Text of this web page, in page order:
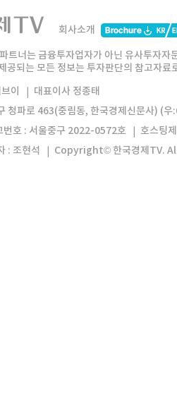
TV
어그룹 한국경제신문 한국경제
한국경제TV앱
회사소개
트너는 금융투자업자가 아닌 유사투자
공되는 모든 정보는 투자판단의 참고자
이
대표이사 정종태
청파로 463(중림동, 한국경제신문사) (
번호 : 서울중구 2022-0572호
호스팅
: 조현석
Copyright© 한국경제TV.